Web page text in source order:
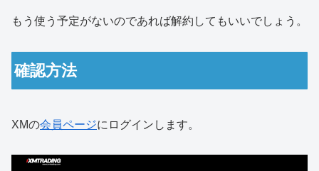
もう使う予定がないのであれば解約してもいいでしょう。
確認方法
XMの会員ページにログインします。